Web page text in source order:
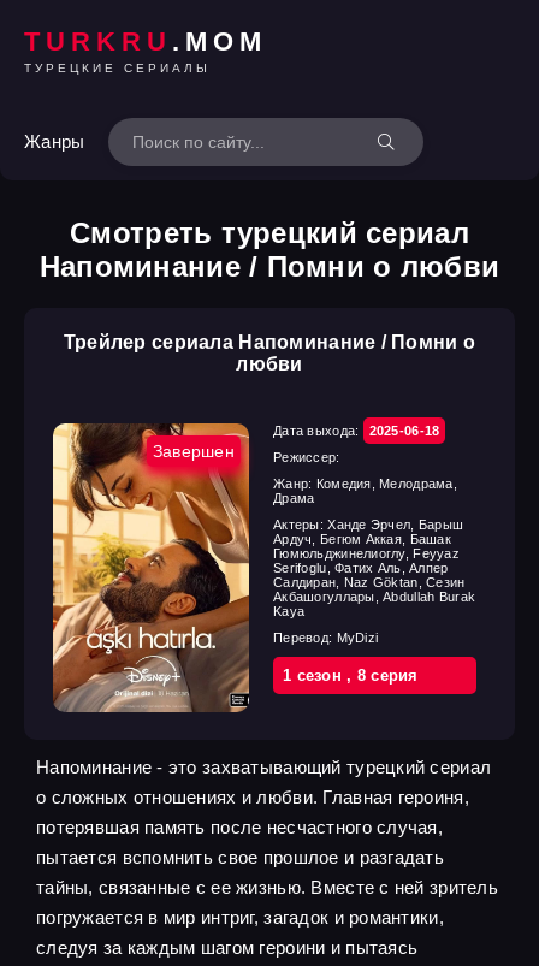
TURKRU .MOM
ТУРЕЦКИЕ СЕРИАЛЫ
Жанры
Смотреть турецкий сериал
Напоминание / Помни о любви
Трейлер сериала Напоминание / Помни о
любви
Завершен
Дата выхода:
2025-06-18
Режиссер:
Жанр: Комедия, Мелодрама,
Драма
Актеры:Ханде Эрчел, Барыш
Ардуч, Бегюм Аккая, Башак
Гюмюльджинелиоглу, Feyyaz
Serifoglu, Фатих Аль, Алпер
Салдиран, Naz Göktan, Сезин
Акбашогуллары, Abdullah Burak
Kaya
Перевод: MyDizi
1 cезон, 8 cерия
Напоминание - это захватывающий турецкий сериал
о сложных отношениях и любви. Главная героиня,
потерявшая память после несчастного случая,
пытается вспомнить свое прошлое и разгадать
тайны, связанные с ее жизнью. Вместе с ней зритель
погружается в мир интриг, загадок и романтики,
следуя за каждым шагом героини и пытаясь